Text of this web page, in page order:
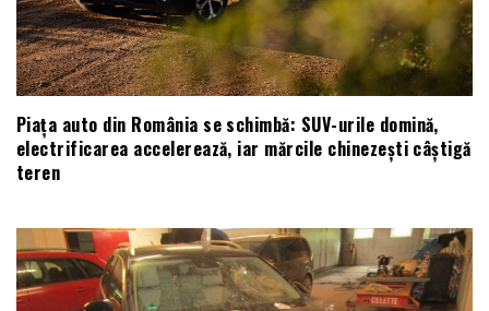
Piața auto din România se schimbă: SUV-urile domină,
electrificarea accelerează, iar mărcile chinezești câștigă
teren